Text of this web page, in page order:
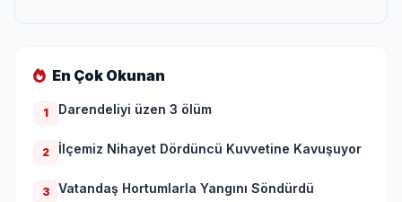
En Çok Okunan
1 Darendeliyi üzen 3 ölüm
2 İlçemiz Nihayet Dördüncü Kuvvetine Kavuşuyor
3 Vatandaş Hortumlarla Yangını Söndürdü